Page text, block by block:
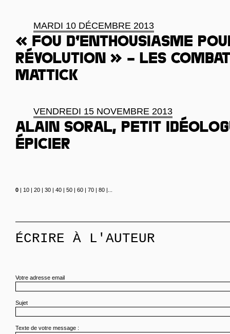
MARDI 10 DÉCEMBRE 2013
« Fou d’enthousiasme
révolution » – les
Mattick
VENDREDI 15 NOVEMBRE 2013
Alain Soral, petit
épicier
0 | 10 | 20 | 30 | 40 | 50 | 60 | 70 | 80 |
ÉCRIRE À L'AUTEUR
Votre adresse email
Sujet
Texte de votre message :